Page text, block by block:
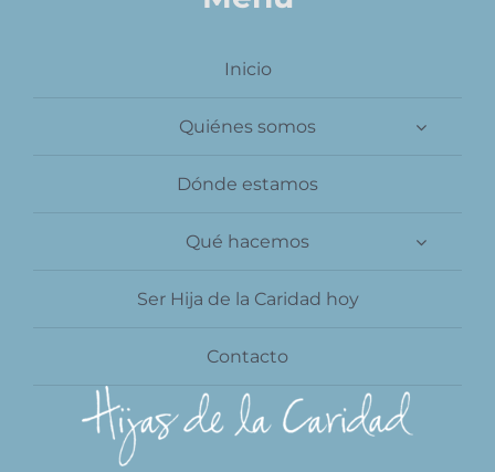
Inicio
Quiénes somos
Dónde estamos
Qué hacemos
Ser Hija de la Caridad hoy
Contacto